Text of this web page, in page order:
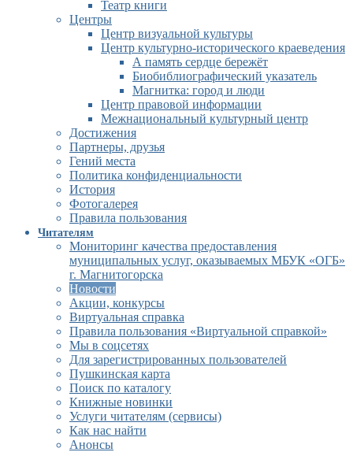
Театр книги
Центры
Центр визуальной культуры
Центр культурно-исторического краеведения
А память сердце бережёт
Биобиблиографический указатель
Магнитка: город и люди
Центр правовой информации
Межнациональный культурный центр
Достижения
Партнеры, друзья
Гений места
Политика конфиденциальности
История
Фотогалерея
Правила пользования
Читателям
Мониторинг качества предоставления
муниципальных услуг, оказываемых МБУК «ОГБ»
г. Магнитогорска
Новости
Акции, конкурсы
Виртуальная справка
Правила пользования «Виртуальной справкой»
Мы в соцсетях
Для зарегистрированных пользователей
Пушкинская карта
Поиск по каталогу
Книжные новинки
Услуги читателям (сервисы)
Как нас найти
Анонсы